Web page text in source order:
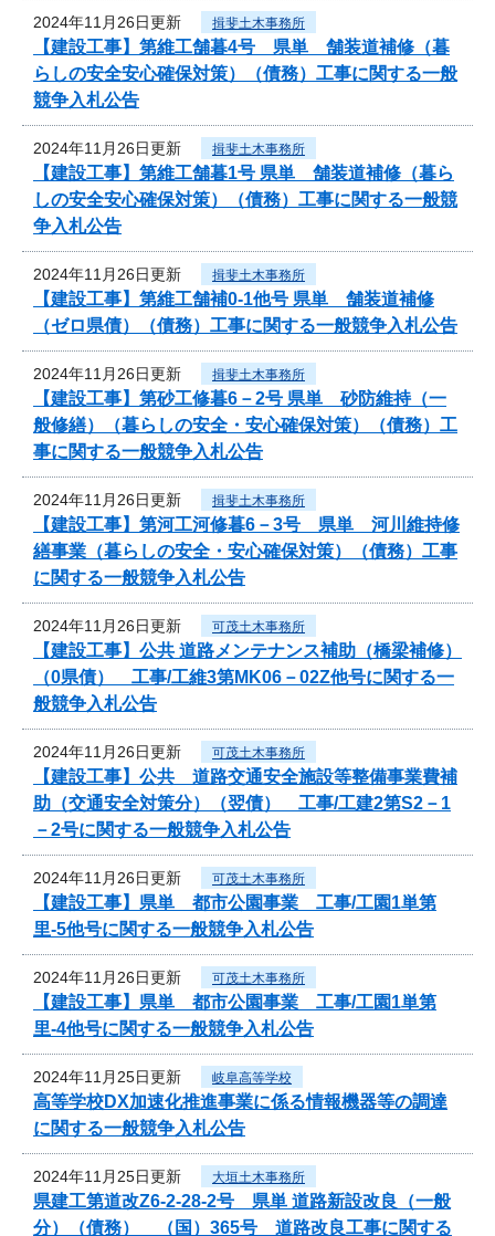
2024年11月26日更新 揖斐土木事務所
【建設工事】第維工舗暮4号 県単 舗装道補修（暮
らしの安全安心確保対策）（債務）工事に関する一般
競争入札公告
2024年11月26日更新 揖斐土木事務所
【建設工事】第維工舗暮1号 県単 舗装道補修（暮ら
しの安全安心確保対策）（債務）工事に関する一般競
争入札公告
2024年11月26日更新 揖斐土木事務所
【建設工事】第維工舗補0-1他号 県単 舗装道補修
（ゼロ県債）（債務）工事に関する一般競争入札公告
2024年11月26日更新 揖斐土木事務所
【建設工事】第砂工修暮6－2号 県単 砂防維持（一
般修繕）（暮らしの安全・安心確保対策）（債務）工
事に関する一般競争入札公告
2024年11月26日更新 揖斐土木事務所
【建設工事】第河工河修暮6－3号 県単 河川維持修
繕事業（暮らしの安全・安心確保対策）（債務）工事
に関する一般競争入札公告
2024年11月26日更新 可茂土木事務所
【建設工事】公共 道路メンテナンス補助（橋梁補修）
（0県債） 工事/工維3第MK06－02Z他号に関する一
般競争入札公告
2024年11月26日更新 可茂土木事務所
【建設工事】公共 道路交通安全施設等整備事業費補
助（交通安全対策分）（翌債） 工事/工建2第S2－1
－2号に関する一般競争入札公告
2024年11月26日更新 可茂土木事務所
【建設工事】県単 都市公園事業 工事/工園1単第
里-5他号に関する一般競争入札公告
2024年11月26日更新 可茂土木事務所
【建設工事】県単 都市公園事業 工事/工園1単第
里-4他号に関する一般競争入札公告
2024年11月25日更新 岐阜高等学校
高等学校DX加速化推進事業に係る情報機器等の調達
に関する一般競争入札公告
2024年11月25日更新 大垣土木事務所
県建工第道改Z6-2-28-2号 県単 道路新設改良（一般
分）（債務） （国）365号 道路改良工事に関する